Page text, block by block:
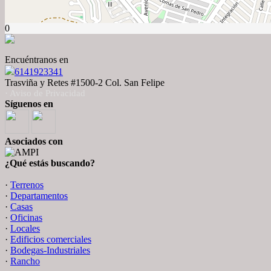
0
Encuéntranos en
6141923341
Trasviña y Retes #1500-2 Col. San Felipe
Síguenos en
Asociados con
¿Qué estás buscando?
· Terrenos
· Departamentos
· Casas
· Oficinas
· Locales
· Edificios comerciales
· Bodegas-Industriales
· Rancho